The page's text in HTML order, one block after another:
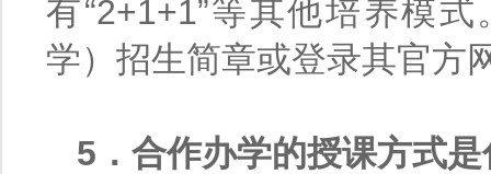
有“2+1+1”等其他培养模
学）招生简章或登录其官方
5．合作办学的授课方式